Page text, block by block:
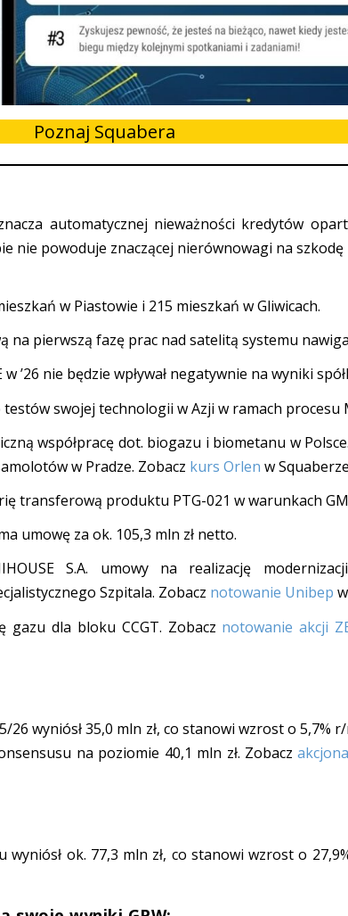
Poznaj Squabera
automatycznej nieważności kredytów
nie powoduje znaczącej nierównowagi na
w Piastowie i 215 mieszkań w Gliwicach.
na pierwszą fazę prac nad satelitą systemu
’26 nie będzie wpływał negatywnie na wyniki
swojej technologii w Azji w ramach procesu
współpracę dot. biogazu i biometanu w
w Pradze. Zobacz kurs Orlen w
transferową produktu PTG-021 w warunkach
umowę za ok. 105,3 mln zł netto.
S.A. umowy na realizację
Szpitala. Zobacz notowanie Unibep
gazu dla bloku CCGT. Zobacz notowanie akcji
26 wyniósł 35,0 mln zł, co stanowi wzrost o 5,7%
na poziomie 40,1 mln zł. Zobacz
ok. 77,3 mln zł, co stanowi wzrost o